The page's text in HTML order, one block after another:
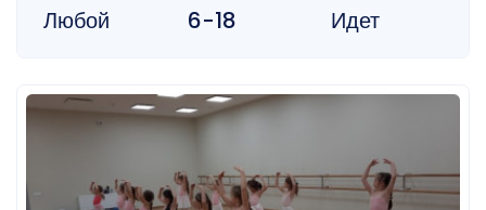
Любой 6-18 Идет